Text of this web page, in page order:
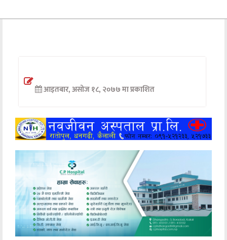
अन्तर्वार्ता
खेलकुद
मनोरञ्जन
अन्य
आइतबार, असोज १८, २०७७ मा प्रकाशित